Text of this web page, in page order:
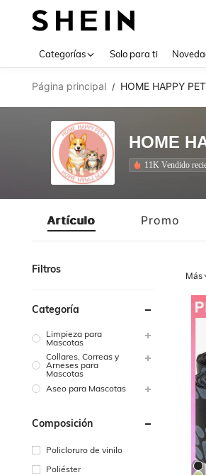
Categorías Solo para ti
Página principal / HOME HAPPY
HOME
11K Vendido
Artículo Promo
Filtros
Categoría
Limpieza para
Mascotas
Collares, Correas y
Arneses para
Mascotas
Aseo para Mascotas
Composición
Policloruro de vinilo
Poliéster
Más